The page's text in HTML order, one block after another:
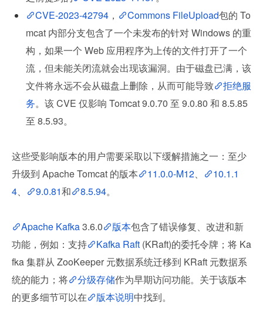
CVE-2023-42794 ， Commons FileUpload包的 To
mcat 内部分支包含了一个未发布的针对 Windows 的重
构，如果一个 Web 应用程序为上传的文件打开了一个
流，但未能关闭流就会出现该漏洞。由于磁盘已满，该
文件将永远不会从磁盘上删除，从而可能导致
拒绝服
务。该 CVE 仅影响 Tomcat 9.0.70 至 9.0.80 和 8.5.85
至 8.5.93。
这些受影响版本的用户需要采取以下缓解措施之一：至少
升级到 Apache Tomcat 的版本
11.0.0-M12、
10.1.1
4、 9.0.81和 8.5.94。
Apache Kafka 3.6.0 版本包含了错误修复、改进和新
功能，例如：支持
Kafka Raft (KRaft)的委托令牌；将 Ka
fka 集群从 ZooKeeper 元数据系统迁移到 KRaft 元数据系
统的能力；将
分级存储作为早期访问功能。关于该版本
的更多细节可以在
版本说明中找到。